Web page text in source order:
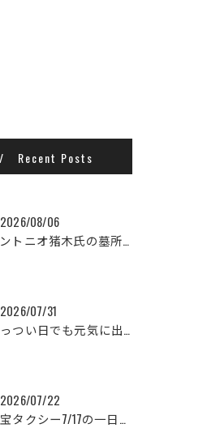
Recent Posts
2026/08/06
アントニオ猪木氏の墓所は、横浜市鶴見区の曹洞宗大本山 總持寺...
2026/07/31
あっつい日でも元気に出発☀️
2026/07/22
東宝タクシー7/17の一日の売上ランキングを公開します！